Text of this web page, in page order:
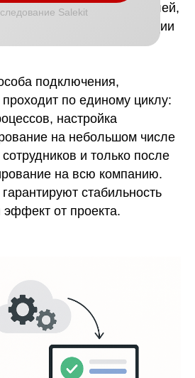
логики: собственных полей,
или интеграции
подключения,
по единому циклу:
настройка
на небольшом числе
и только после
на всю компанию.
стабильность
от проекта.
Salekit